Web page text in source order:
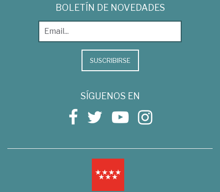
BOLETÍN DE NOVEDADES
SUSCRIBIRSE
SÍGUENOS EN